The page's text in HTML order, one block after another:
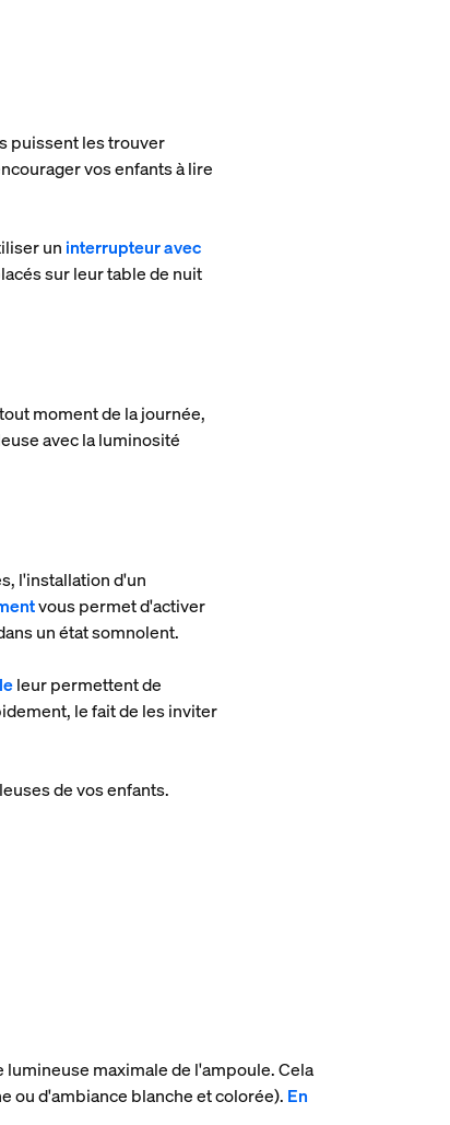
puissent les trouver
vos enfants à lire
un interrupteur avec
sur leur table de nuit
moment de la journée,
avec la luminosité
l'installation d'un
vous permet d'activer
un état somnolent.
leur permettent de
le fait de les inviter
de vos enfants.
maximale de l'ampoule. Cela
ou d'ambiance blanche et colorée). En